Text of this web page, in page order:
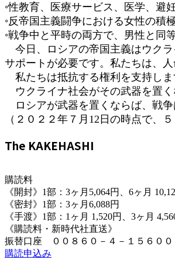
◦性教育、医療サービス、医学、避
◦反帝国主義闘争における女性の積
◦戦争中と平時の両方で、男性と同
今日、ロシアの帝国主義はウク
サポートが必要です。私たちは、
私たちは抵抗する権利を支持しま
ウクライナ社会がその武器を置く
ロシアが武器を置くならば、戦争
（２０２２年７月12日の時点で、
The KAKEHASHI
購読料
《開封》1部：3ヶ月5,064円、6ヶ月
《密封》1部：3ヶ月6,088円
《手渡》1部：1ヶ月 1,520円、3ヶ月
《購読料・新時代社直送》
振替口座 ００８６０－４－１５６０
購読申込み